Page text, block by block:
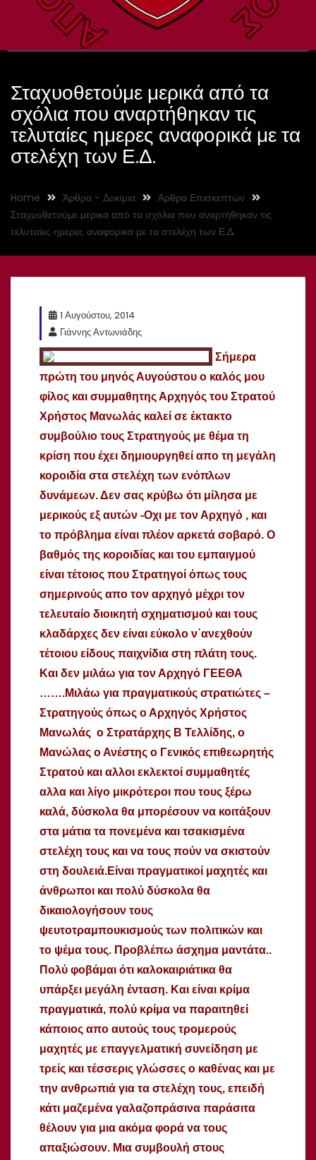
Σταχυοθετούμε μερικά από τα
σχόλια που αναρτήθηκαν τις
τελυταίες ημερες αναφορικά με τα
στελέχη των Ε.Δ.
Home Άρθρα - Δοκίμια
Άρθρα Επισκεπτών
Σταχυοθετούμε μερικά από τα σχόλια που αναρτήθηκαν τις
τελυταίες ημερες αναφορικά με τα στελέχη των Ε.Δ.
1 Αυγούστου, 2014
Γιάννης Αντωνιάδης
Σήμερα
πρώτη του μηνός Αυγούστου ο καλός μου
φίλος και συμμαθητης Αρχηγός του Στρατού
Χρήστος Μανωλάς καλεί σε έκτακτο
συμβούλιο τους Στρατηγούς με θέμα τη
κρίση που έχει δημιουργηθεί απο τη μεγάλη
κοροιδία στα στελέχη των ενόπλων
δυνάμεων. Δεν σας κρύβω ότι μίλησα με
μερικούς εξ αυτών -Οχι με τον Αρχηγό , και
το πρόβλημα είναι πλέον αρκετά σοβαρό. Ο
βαθμός της κοροιδίας και του εμπαιγμού
είναι τέτοιος που Στρατηγοί όπως τους
σημερινούς απο τον αρχηγό μέχρι τον
τελευταίο διοικητή σχηματισμού και τους
κλαδάρχες δεν είναι εύκολο ν΄ανεχθούν
τέτοιου είδους παιχνίδια στη πλάτη τους.
Και δεν μιλάω για τον Αρχηγό ΓΕΕΘΑ
…….Μιλάω για πραγματικούς στρατιώτες –
Στρατηγούς όπως ο Αρχηγός Χρήστος
Μανωλάς ο Στρατάρχης Β Τελλίδης, ο
Μανώλας ο Ανέστης ο Γενικός επιθεωρητής
Στρατού και αλλοι εκλεκτοί συμμαθητές
αλλα και λίγο μικρότεροι που τους ξέρω
καλά, δύσκολα θα μπορέσουν να κοιτάξουν
στα μάτια τα πονεμένα και τσακισμένα
στελέχη τους και να τους πούν να σκιστούν
στη δουλειά.Είναι πραγματικοί μαχητές και
άνθρωποι και πολύ δύσκολα θα
δικαιολογήσουν τους
ψευτοτραμπουκισμούς των πολιτικών και
το ψέμα τους. Προβλέπω άσχημα μαντάτα..
Πολύ φοβάμαι ότι καλοκαιριάτικα θα
υπάρξει μεγάλη ένταση. Και είναι κρίμα
πραγματικά, πολύ κρίμα να παραιτηθεί
κάποιος απο αυτούς τους τρομερούς
μαχητές με επαγγελματική συνείδηση με
τρείς και τέσσερις γλώσσες ο καθένας και με
την ανθρωπιά για τα στελέχη τους, επειδή
κάτι μαζεμένα γαλαζοπράσινα παράσιτα
θέλουν για μια ακόμα φορά να τους
απαξιώσουν. Μια συμβουλή στους